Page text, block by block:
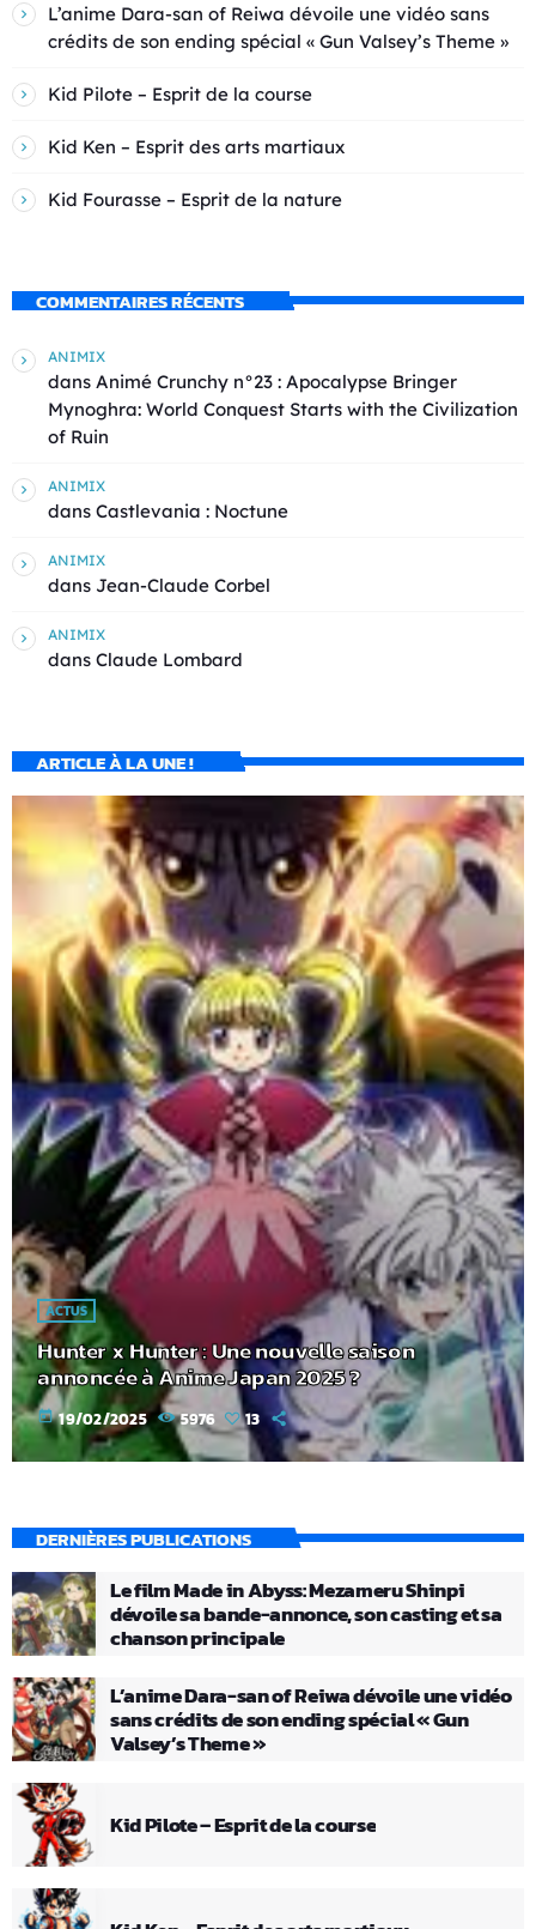
L’anime Dara-san of Reiwa dévoile une vidéo sans
crédits de son ending spécial « Gun Valsey’s Theme »
Kid Pilote – Esprit de la course
Kid Ken – Esprit des arts martiaux
Kid Fourasse – Esprit de la nature
COMMENTAIRES RÉCENTS
ANIMIX
dans Animé Crunchy n°23 : Apocalypse Bringer
Mynoghra: World Conquest Starts with the Civilization
of Ruin
ANIMIX
dans Castlevania : Noctune
ANIMIX
dans Jean-Claude Corbel
ANIMIX
dans Claude Lombard
ARTICLE À LA UNE !
ACTUS
Hunter x Hunter : Une nouvelle saison
annoncée à Anime Japan 2025 ?
today 19/02/2025 5976 13
DERNIÈRES PUBLICATIONS
Le film Made in Abyss: Mezameru Shinpi
dévoile sa bande-annonce, son casting et sa
chanson principale
L’anime Dara-san of Reiwa dévoile une vidéo
sans crédits de son ending spécial « Gun
Valsey’s Theme »
Kid Pilote – Esprit de la course